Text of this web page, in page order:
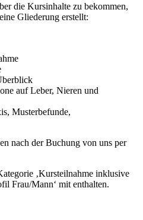
die Kursinhalte zu bekommen,
Gliederung erstellt:
auf Leber, Nieren und
Musterbefunde,
nach der Buchung von uns per
‚Kursteilnahme inklusive
Frau/Mann‘ mit enthalten.